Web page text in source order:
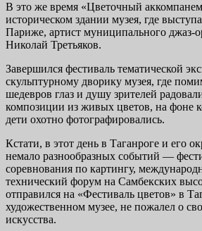
В это же время «Цветочный
историческом здании музея, где
Париже, артист муниципального джаз-
Николай Третьяков.
Завершился фестиваль тематической
скульптурному дворику музея, где
шедевров глаз и душу зрителей
композиции из живых цветов, на фоне
дети охотно фотографировались.
Кстати, в этот день в Таганроге и его
немало разнообразных событий —
соревнования по картингу,
технический форум на Самбекских
отправился на «Фестиваль цветов» в
художественном музее, не пожалел о
искусства.